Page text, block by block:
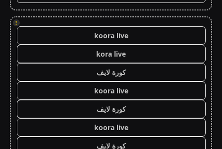
!
koora live
kora live
كورة لايف
koora live
كورة لايف
koora live
كورة لايف